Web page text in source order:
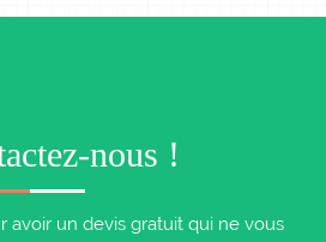
nous !
avoir un devis gratuit qui ne vous